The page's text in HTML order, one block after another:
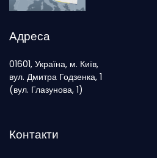
Адреса
01601, Україна, м. Київ,
вул. Дмитра Годзенка, 1
(вул. Глазунова, 1)
Контакти